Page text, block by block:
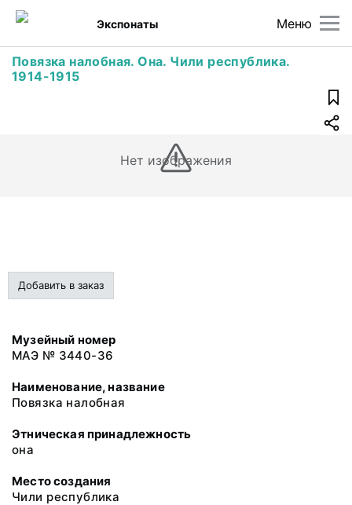
Меню
Экспонаты
Повязка налобная. Она. Чили республика.
1914-1915
Нет изображения
Добавить в заказ
Музейный номер
МАЭ № 3440-36
Наименование, название
Повязка налобная
Этническая принадлежность
она
Место создания
Чили республика